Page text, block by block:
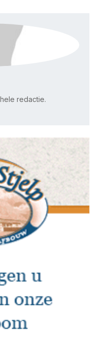
redactie.